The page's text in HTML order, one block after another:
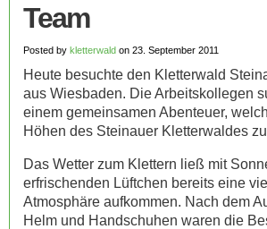
Team
Posted by kletterwald on 23. September 2011
Heute besuchte den Kletterwald
aus Wiesbaden. Die Arbeitskollegen
einem gemeinsamen Abenteuer,
Höhen des Steinauer Kletterwaldes
Das Wetter zum Klettern ließ mit
erfrischenden Lüftchen bereits eine
Atmosphäre aufkommen. Nach dem
Helm und Handschuhen waren die